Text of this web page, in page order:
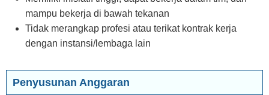
mampu bekerja di bawah tekanan
Tidak merangkap profesi atau terikat kontrak kerja
dengan instansi/lembaga lain
Penyusunan Anggaran